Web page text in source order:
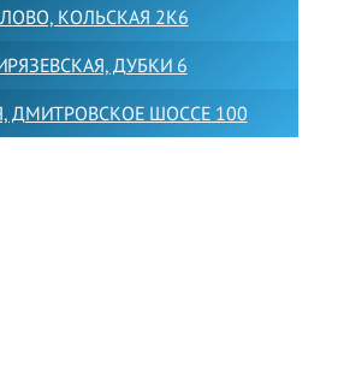
КОЛЬСКАЯ 2К6
ДУБКИ 6
ДМИТРОВСКОЕ ШОССЕ 100